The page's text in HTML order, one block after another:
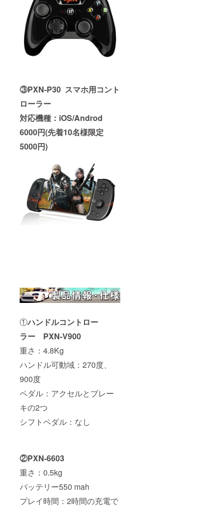
③PXN-P30 スマホ用コント
ローラー
対応機種： iOS/Androd
6000円(先着10名様限定
5000円)
①ハンドルコントロー
ラー
PXN-V900
重さ：4.8Kg
ハンドル可動域：270度、
900度
ペダル：アクセルとブレー
キの2つ
シフトペダル：なし
②PXN-6603
重さ：0.5kg
バッテリー550 mah
プレイ時間：2時間の充電で